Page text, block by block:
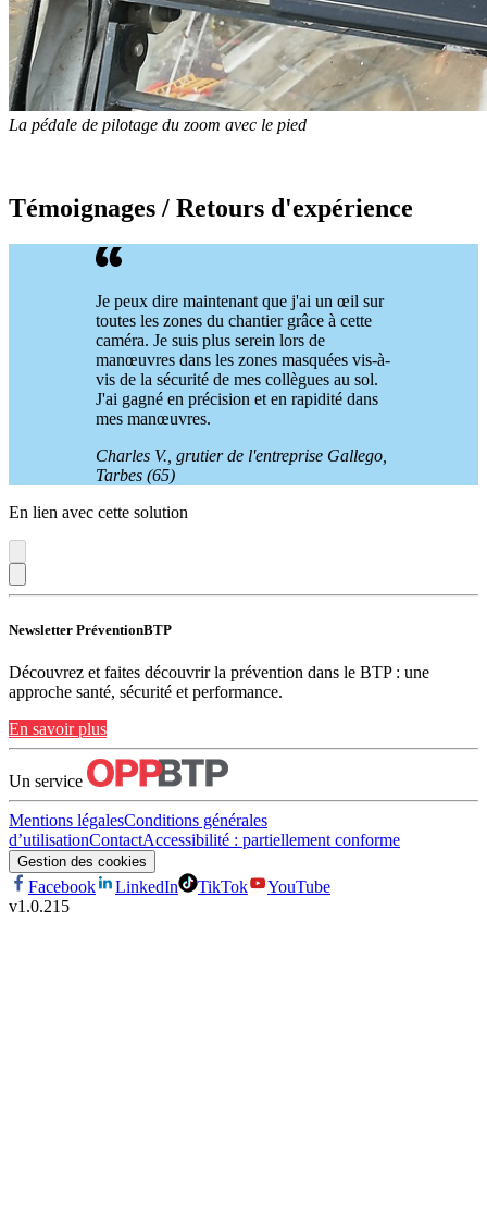
La pédale de pilotage du zoom avec le pied
Témoignages / Retours d'expérience
Je peux dire maintenant que j'ai un œil sur
toutes les zones du chantier grâce à cette
caméra. Je suis plus serein lors de
manœuvres dans les zones masquées vis-à-
vis de la sécurité de mes collègues au sol.
J'ai gagné en précision et en rapidité dans
mes manœuvres.
Charles V., grutier de l'entreprise Gallego,
Tarbes (65)
En lien avec cette solution
Newsletter PréventionBTP
Découvrez et faites découvrir la prévention dans le BTP : une
approche santé, sécurité et performance.
En savoir plus
Un service
Mentions légalesConditions générales
d’utilisationContactAccessibilité : partiellement conforme
Gestion des cookies
Facebook LinkedIn TikTok
YouTube
v1.0.215